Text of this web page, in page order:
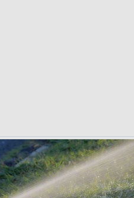
do zamontowania w domowej
niemu można zapewnić
bezpieczeństwa korzystania z
wymagania osób ceniących
wykonanie.